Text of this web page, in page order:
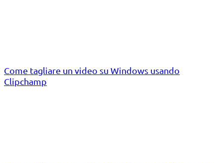
Come tagliare un video su Windows usando
Clipchamp